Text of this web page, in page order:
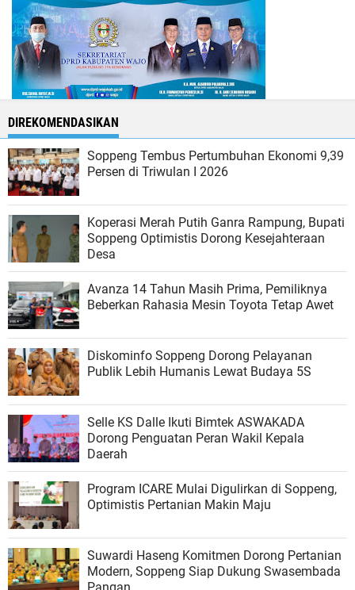
DIREKOMENDASIKAN
Soppeng Tembus Pertumbuhan Ekonomi 9,39
Persen di Triwulan I 2026
Koperasi Merah Putih Ganra Rampung, Bupati
Soppeng Optimistis Dorong Kesejahteraan
Desa
Avanza 14 Tahun Masih Prima, Pemiliknya
Beberkan Rahasia Mesin Toyota Tetap Awet
Diskominfo Soppeng Dorong Pelayanan
Publik Lebih Humanis Lewat Budaya 5S
Selle KS Dalle Ikuti Bimtek ASWAKADA
Dorong Penguatan Peran Wakil Kepala
Daerah
Program ICARE Mulai Digulirkan di Soppeng,
Optimistis Pertanian Makin Maju
Suwardi Haseng Komitmen Dorong Pertanian
Modern, Soppeng Siap Dukung Swasembada